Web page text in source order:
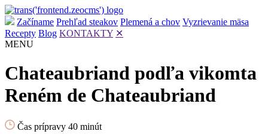
Začíname Prehľad steakov Plemená a chov Vyzrievanie mäsa
Recepty Blog KONTAKTY ✕
MENU
Chateaubriand podľa vikomta
Reném de Chateaubriand
Čas prípravy 40 minút